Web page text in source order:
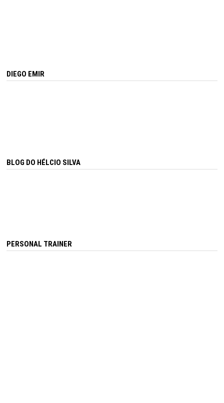
DIEGO EMIR
BLOG DO HÉLCIO SILVA
PERSONAL TRAINER